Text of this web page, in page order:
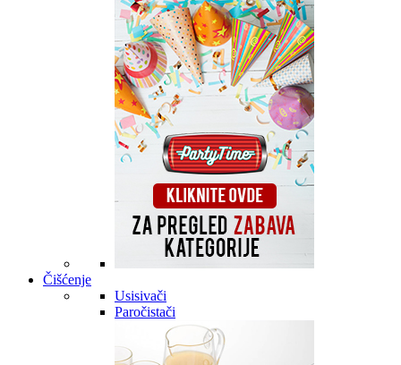
Čišćenje
Usisivači
Paročistači